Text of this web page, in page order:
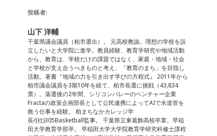
e
b
o
o
k
n
投稿者:
山下 洋輔
千葉県議会議員（柏市選出）。 元高校教諭。理想の学校を設
立したいと大学院に進学。教員経験、教育学研究や地域活動
から、教育は、学校だけの課題ではなく、家庭・地域・社会
と学校が支え合うべきものと考え、「教育のまち」を目指し
活動。著書『地域の力を引き出す学びの方程式』 2011年から
柏市議会議員を3期10年を経て、柏市長選に挑戦（43,834
票）。落選後の2年間、シリコンバレーのベンチャー企業
Fractaの政策企画部長として公民連携によってAIで水道管を
救う仕事を経験。 柏まちなかカレッジ学
長/(社)305Basketball監事。 千葉県立東葛飾高校卒業。早稲
田大学教育学部卒。 早稲田大学大学院教育学研究科修士課程